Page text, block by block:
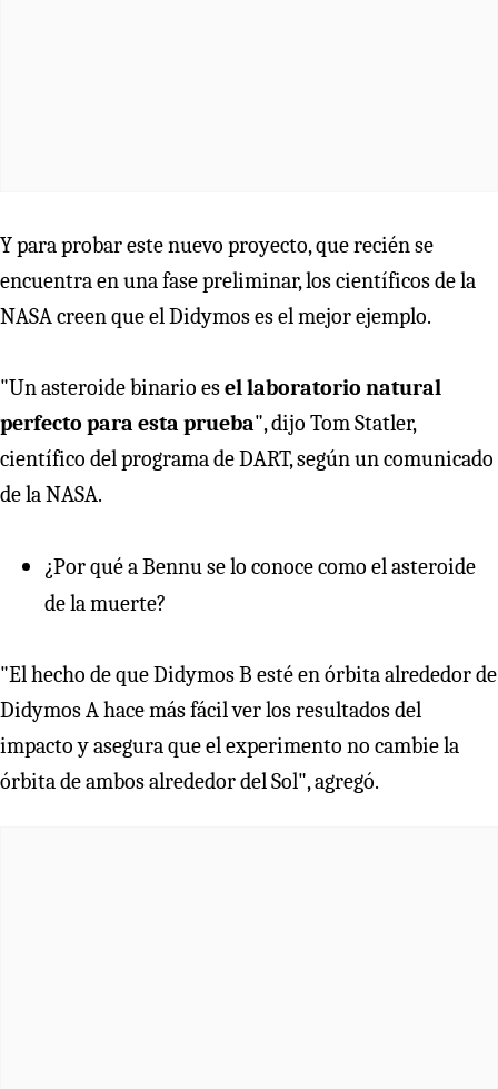
Y para probar este nuevo proyecto, que recién se
encuentra en una fase preliminar, los científicos de la
NASA creen que el Didymos es el mejor ejemplo.
"Un asteroide binario esel laboratorio natural
perfecto para esta prueba", dijo Tom Statler,
científico del programa de DART, según un comunicado
de la NASA.
¿Por qué a Bennu se lo conoce como el asteroide
de la muerte?
"El hecho de que Didymos B esté en órbita alrededor de
Didymos A hace más fácil ver los resultados del
impacto y asegura que el experimento no cambie la
órbita de ambos alrededor del Sol", agregó.